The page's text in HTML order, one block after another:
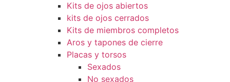
Kits de ojos abiertos
kits de ojos cerrados
Kits de miembros completos
Aros y tapones de cierre
Placas y torsos
Sexados
No sexados